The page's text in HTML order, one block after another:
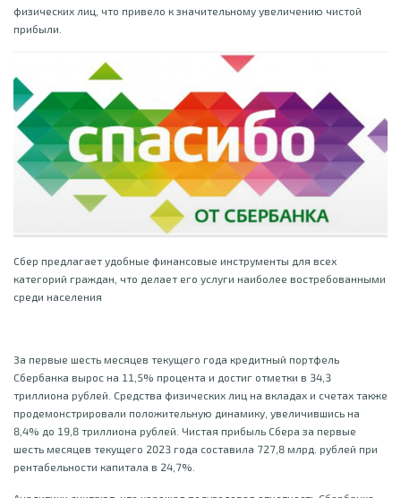
физических лиц, что привело к значительному увеличению чистой
прибыли.
Сбер предлагает удобные финансовые инструменты для всех
категорий граждан, что делает его услуги наиболее востребованными
среди населения
За первые шесть месяцев текущего года кредитный портфель
Сбербанка вырос на 11,5% процента и достиг отметки в 34,3
триллиона рублей. Средства физических лиц на вкладах и счетах также
продемонстрировали положительную динамику, увеличившись на
8,4% до 19,8 триллиона рублей. Чистая прибыль Сбера за первые
шесть месяцев текущего 2023 года составила 727,8 млрд. рублей при
рентабельности капитала в 24,7%.